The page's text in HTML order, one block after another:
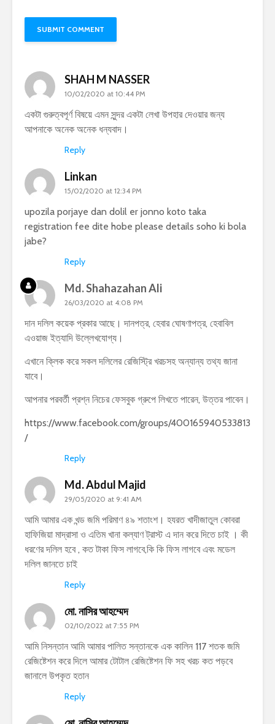
SHAH M NASSER
10/02/2020 at 10:44 PM
একটা গুরুত্বপূর্ণ বিষয়ে এমন সুন্দর একটা লেখা উপহার দেওয়ার জন্য
আপনাকে অনেক অনেক ধন্যবাদ।
Reply
Linkan
15/02/2020 at 12:34 PM
upozila porjaye dan dolil er jonno koto taka
registration fee dite hobe please details soho ki bola
jabe?
Reply
Md. Shahazahan Ali
26/03/2020 at 4:08 PM
দান দলিল কয়েক প্রকার আছে। দানপত্র, হেবার ঘোষণাপত্র, হেবাবিল
এওয়াজ ইত্যাদি উল্লেখযোগ্য।
এখানে ক্লিক করে সকল দলিলের রেজিস্ট্রি খরচসহ অন্যান্য তথ্য জানা
যাবে।
আপনার পরবর্তী প্রশ্ন নিচের ফেসবুক গ্রুপে লিখতে পারেন, উত্তর পাবেন।
https://www.facebook.com/groups/400165940533813
/
Reply
Md. Abdul Majid
29/05/2020 at 9:41 AM
আমি আমার এক খন্ড জমি পরিমাণ ৪৯ শতাংশ। হযরত খাদীজাতুল কোবরা
হাফিজিয়া মাদ্রাসা ও এতিম খানা কল্যাণ ট্রাস্ট এ দান করে দিতে চাই । কী
ধরণের দলিল হবে , কত টাকা ফিস লাগবে,কি কি ফিস লাগবে এবং মডেল
দলিল জানতে চাই
Reply
মো. নাসির আহম্মেদ
02/10/2022 at 7:55 PM
আমি নিসন্তান আমি আমার পালিত সন্তানকে এক কালিন 117 শতক জমি
রেজিষ্টেশন করে দিলে আমার টোটাল রেজিষ্টেশন ফি সহ খরচ কত পড়বে
জানালে উপকৃত হতান
Reply